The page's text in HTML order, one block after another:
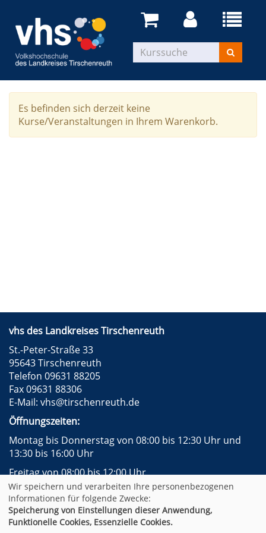
Es befinden sich derzeit keine
Kurse/Veranstaltungen in Ihrem Warenkorb.
vhs des Landkreises Tirschenreuth
St.-Peter-Straße 33
95643 Tirschenreuth
Telefon 09631 88205
Fax 09631 88306
E-Mail: vhs@tirschenreuth.de
Öffnungszeiten:
Montag bis Donnerstag von 08:00 bis 12:30 Uhr und
13:30 bis 16:00 Uhr
Freitag von 08:00 bis 12:00 Uhr
Facebook
Instagram
Impressum
AGB
Datenschutzerklärung
Widerrufsformular
Newsletter
Sitemap
Wir speichern und verarbeiten Ihre personenbezogenen
Informationen für folgende Zwecke:
Speicherung von Einstellungen dieser Anwendung,
Funktionelle Cookies, Essenzielle Cookies.